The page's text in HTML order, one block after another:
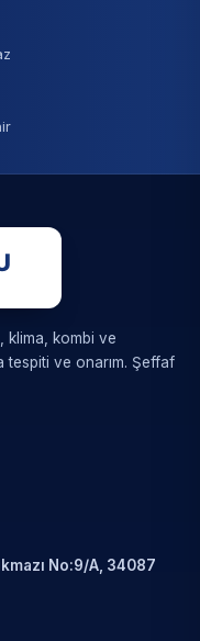
klima, kombi ve
tespiti ve onarım. Şeffaf
No:9/A, 34087